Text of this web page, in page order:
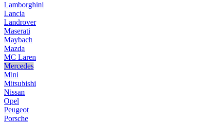
Lamborghini
Lancia
Landrover
Maserati
Maybach
Mazda
MC Laren
Mercedes
Mini
Mitsubishi
Nissan
Opel
Peugeot
Porsche